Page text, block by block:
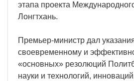
этапа проекта
Лонгтхань.
Премьер-министр дал
своевременному и
«основных» резолюций
науки и технологий,